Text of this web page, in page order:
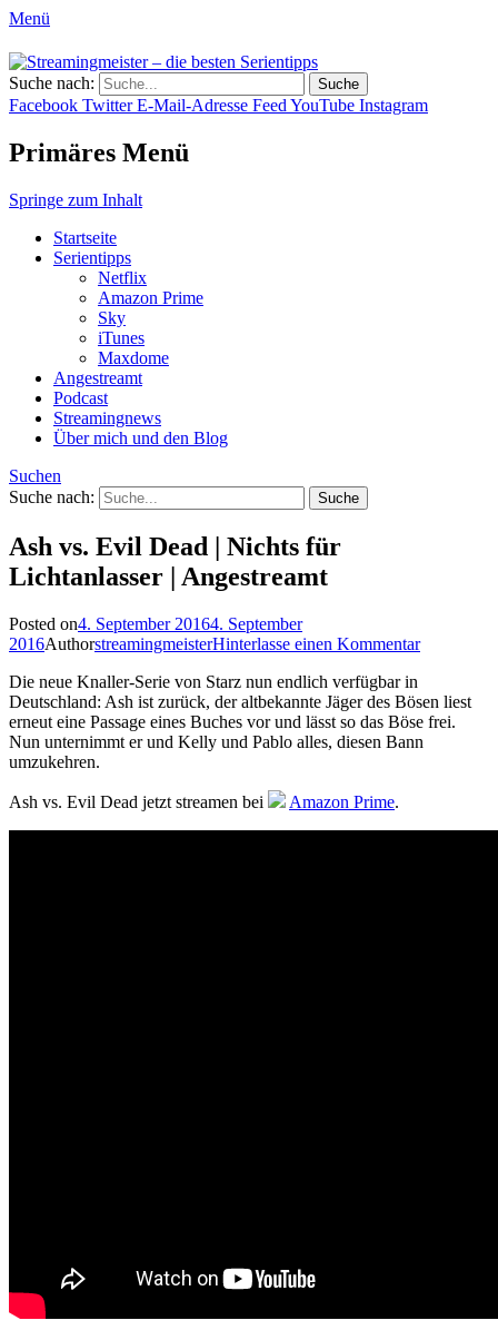
Menü
Streamingmeister – die besten
Serientipps
Hol dir die besten Serientipps, Kritiken
und Reviews zu neuen Serien und neuen
Staffeln.
Suche nach:
Facebook Twitter E-Mail-Adresse FeedYouTube Instagram
Primäres Menü
Springe zum Inhalt
Startseite
Serientipps
Netflix
Amazon Prime
Sky
iTunes
Maxdome
Angestreamt
Podcast
Streamingnews
Über mich und den Blog
Suchen
Suche nach:
Ash vs. Evil Dead | Nichts für
Lichtanlasser | Angestreamt
Posted on4. September 20164. September
2016AuthorstreamingmeisterHinterlasse einen Kommentar
Die neue Knaller-Serie von Starz nun endlich verfügbar in
Deutschland: Ash ist zurück, der altbekannte Jäger des Bösen liest
erneut eine Passage eines Buches vor und lässt so das Böse frei.
Nun unternimmt er und Kelly und Pablo alles, diesen Bann
umzukehren.
Ash vs. Evil Dead jetzt streamen bei Amazon Prime.